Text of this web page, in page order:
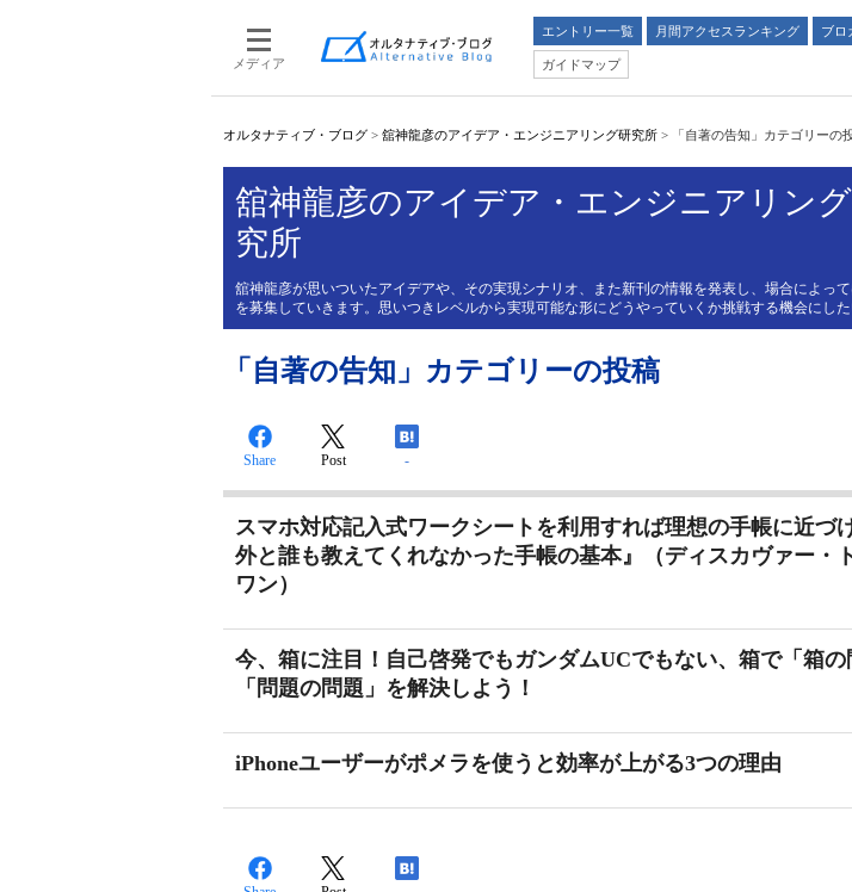
メディア
エントリー一覧 月間アクセスランキング ブロ
ガイドマップ
オルタナティブ・ブログ > 舘神龍彦のアイデア・エンジニアリング研究所 > 「自著の告知」カテゴリーの
舘神龍彦のアイデア・エンジニアリン
究所
舘神龍彦が思いついたアイデアや、その実現シナリオ、また新刊の情報を発表し、場合によっ
を募集していきます。思いつきレベルから実現可能な形にどうやっていくか挑戦する機会にした
「自著の告知」カテゴリーの投稿
Share Post -
スマホ対応記入式ワークシートを利用すれば理想の手帳に近づ
外と誰も教えてくれなかった手帳の基本』（ディスカヴァー・
ワン）
今、箱に注目！自己啓発でもガンダムUCでもない、箱で「箱の
「問題の問題」を解決しよう！
iPhoneユーザーがポメラを使うと効率が上がる3つの理由